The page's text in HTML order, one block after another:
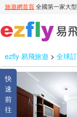
ezfly 易飛旅遊 > 全球
快
速
前
往